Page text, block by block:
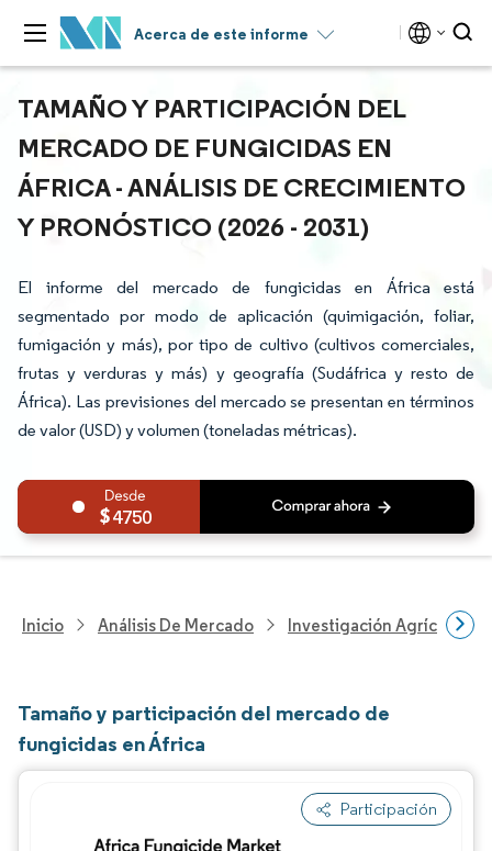
Acerca de este informe
TAMAÑO Y PARTICIPACIÓN DEL
MERCADO DE FUNGICIDAS EN
ÁFRICA - ANÁLISIS DE CRECIMIENTO
Y PRONÓSTICO (2026 - 2031)
El informe del mercado de fungicidas en África está
segmentado por modo de aplicación (quimigación, foliar,
fumigación y más), por tipo de cultivo (cultivos comerciales,
frutas y verduras y más) y geografía (Sudáfrica y resto de
África). Las previsiones del mercado se presentan en términos
de valor (USD) y volumen (toneladas métricas).
4750
Inicio Análisis De Mercado Investigación Agrícola
Tamaño y participación del mercado de
fungicidas en África
Participación